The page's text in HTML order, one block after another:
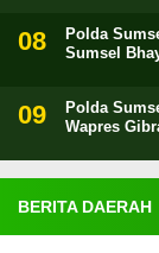
Polda
Sumsel
Polda
Wapres
BERITA DAERAH